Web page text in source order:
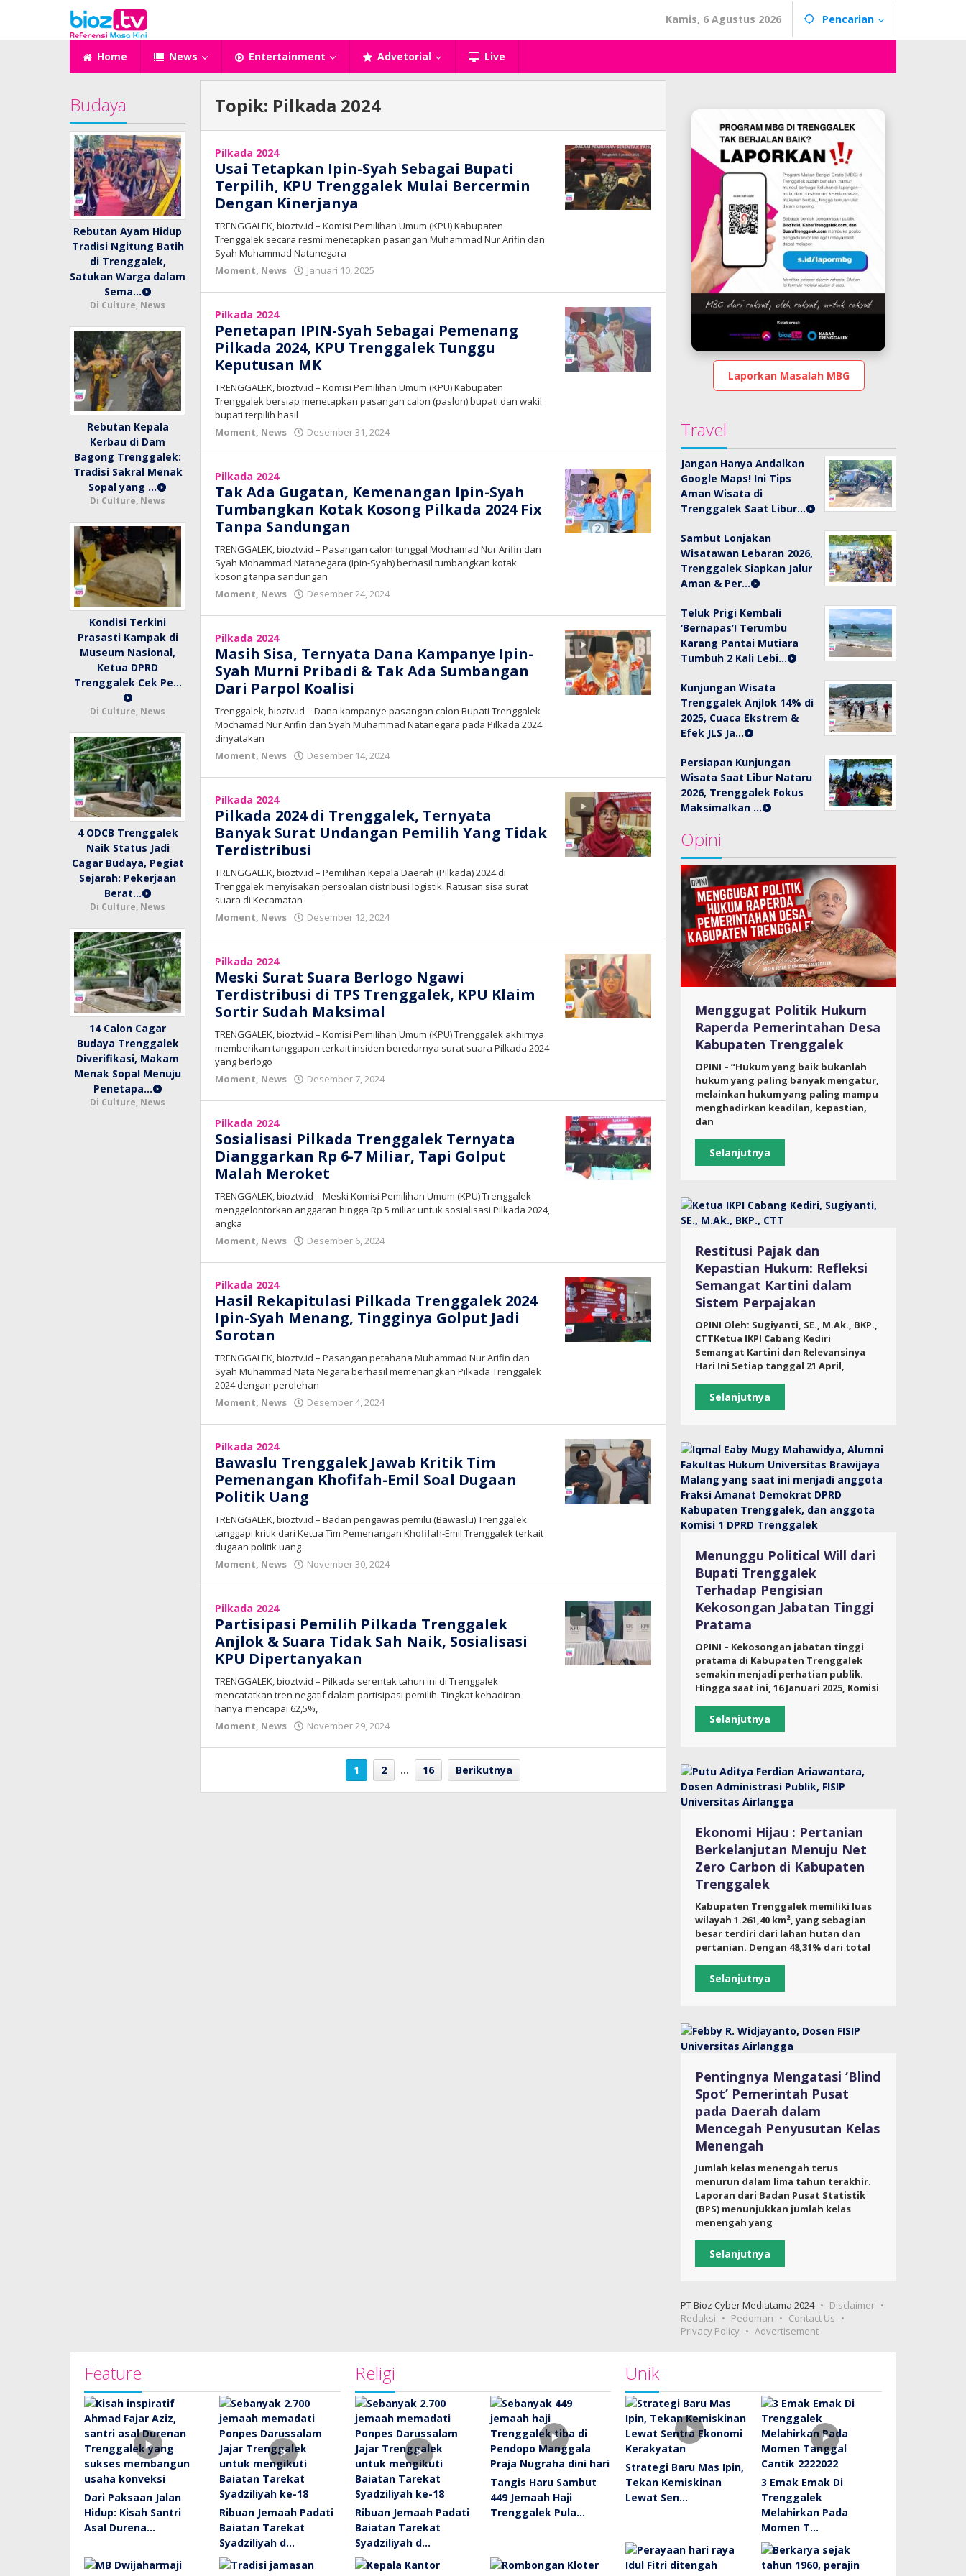
konten
Kamis, 6 Agustus 2026 Pencarian
Home News Entertainment Advetorial Live
Budaya
Rebutan Ayam Hidup
Tradisi Ngitung Batih
di Trenggalek,
Satukan Warga dalam
Sema…
Di Culture, News
Rebutan Kepala
Kerbau di Dam
Bagong Trenggalek:
Tradisi Sakral Menak
Sopal yang …
Di Culture, News
Kondisi Terkini
Prasasti Kampak di
Museum Nasional,
Ketua DPRD
Trenggalek Cek Pe…
Di Culture, News
4 ODCB Trenggalek
Naik Status Jadi
Cagar Budaya, Pegiat
Sejarah: Pekerjaan
Berat…
Di Culture, News
14 Calon Cagar
Budaya Trenggalek
Diverifikasi, Makam
Menak Sopal Menuju
Penetapa…
Di Culture, News
Topik: Pilkada 2024
Pilkada 2024
Usai Tetapkan Ipin-Syah Sebagai Bupati
Terpilih, KPU Trenggalek Mulai Bercermin
Dengan Kinerjanya
TRENGGALEK, bioztv.id – Komisi Pemilihan Umum (KPU) Kabupaten
Trenggalek secara resmi menetapkan pasangan Muhammad Nur Arifin dan
Syah Muhammad Natanegara
Moment, News Januari 10, 2025
tv
Pilkada 2024
Penetapan IPIN-Syah Sebagai Pemenang
Pilkada 2024, KPU Trenggalek Tunggu
Keputusan MK
TRENGGALEK, bioztv.id – Komisi Pemilihan Umum (KPU) Kabupaten
Trenggalek bersiap menetapkan pasangan calon (paslon) bupati dan wakil
bupati terpilih hasil
Moment, News Desember 31, 2024
tv
Pilkada 2024
Tak Ada Gugatan, Kemenangan Ipin-Syah
Tumbangkan Kotak Kosong Pilkada 2024 Fix
Tanpa Sandungan
TRENGGALEK, bioztv.id – Pasangan calon tunggal Mochamad Nur Arifin dan
Syah Mohammad Natanegara (Ipin-Syah) berhasil tumbangkan kotak
kosong tanpa sandungan
Moment, News Desember 24, 2024
tv
Pilkada 2024
Masih Sisa, Ternyata Dana Kampanye Ipin-
Syah Murni Pribadi & Tak Ada Sumbangan
Dari Parpol Koalisi
Trenggalek, bioztv.id – Dana kampanye pasangan calon Bupati Trenggalek
Mochamad Nur Arifin dan Syah Muhammad Natanegara pada Pilkada 2024
dinyatakan
Moment, News Desember 14, 2024
tv
Pilkada 2024
Pilkada 2024 di Trenggalek, Ternyata
Banyak Surat Undangan Pemilih Yang Tidak
Terdistribusi
TRENGGALEK, bioztv.id – Pemilihan Kepala Daerah (Pilkada) 2024 di
Trenggalek menyisakan persoalan distribusi logistik. Ratusan sisa surat
suara di Kecamatan
Moment, News Desember 12, 2024
tv
Pilkada 2024
Meski Surat Suara Berlogo Ngawi
Terdistribusi di TPS Trenggalek, KPU Klaim
Sortir Sudah Maksimal
TRENGGALEK, bioztv.id – Komisi Pemilihan Umum (KPU) Trenggalek akhirnya
memberikan tanggapan terkait insiden beredarnya surat suara Pilkada 2024
yang berlogo
Moment, News Desember 7, 2024
tv
Pilkada 2024
Sosialisasi Pilkada Trenggalek Ternyata
Dianggarkan Rp 6-7 Miliar, Tapi Golput
Malah Meroket
TRENGGALEK, bioztv.id – Meski Komisi Pemilihan Umum (KPU) Trenggalek
menggelontorkan anggaran hingga Rp 5 miliar untuk sosialisasi Pilkada 2024,
angka
Moment, News Desember 6, 2024
tv
Pilkada 2024
Hasil Rekapitulasi Pilkada Trenggalek 2024
Ipin-Syah Menang, Tingginya Golput Jadi
Sorotan
TRENGGALEK, bioztv.id – Pasangan petahana Muhammad Nur Arifin dan
Syah Muhammad Nata Negara berhasil memenangkan Pilkada Trenggalek
2024 dengan perolehan
Moment, News Desember 4, 2024
tv
Pilkada 2024
Bawaslu Trenggalek Jawab Kritik Tim
Pemenangan Khofifah-Emil Soal Dugaan
Politik Uang
TRENGGALEK, bioztv.id – Badan pengawas pemilu (Bawaslu) Trenggalek
tanggapi kritik dari Ketua Tim Pemenangan Khofifah-Emil Trenggalek terkait
dugaan politik uang
Moment, News November 30, 2024
tv
Pilkada 2024
Partisipasi Pemilih Pilkada Trenggalek
Anjlok & Suara Tidak Sah Naik, Sosialisasi
KPU Dipertanyakan
TRENGGALEK, bioztv.id – Pilkada serentak tahun ini di Trenggalek
mencatatkan tren negatif dalam partisipasi pemilih. Tingkat kehadiran
hanya mencapai 62,5%,
Moment, News November 29, 2024
tv
1 2 … 16 Berikutnya
Laporkan Masalah MBG
Travel
Jangan Hanya Andalkan
Google Maps! Ini Tips
Aman Wisata di
Trenggalek Saat Libur…
Sambut Lonjakan
Wisatawan Lebaran 2026,
Trenggalek Siapkan Jalur
Aman & Per…
Teluk Prigi Kembali
‘Bernapas’! Terumbu
Karang Pantai Mutiara
Tumbuh 2 Kali Lebi…
Kunjungan Wisata
Trenggalek Anjlok 14% di
2025, Cuaca Ekstrem &
Efek JLS Ja…
Persiapan Kunjungan
Wisata Saat Libur Nataru
2026, Trenggalek Fokus
Maksimalkan …
Opini
Menggugat Politik Hukum
Raperda Pemerintahan Desa
Kabupaten Trenggalek
OPINI – “Hukum yang baik bukanlah
hukum yang paling banyak mengatur,
melainkan hukum yang paling mampu
menghadirkan keadilan, kepastian,
dan
Selanjutnya
Restitusi Pajak dan
Kepastian Hukum: Refleksi
Semangat Kartini dalam
Sistem Perpajakan
OPINI Oleh: Sugiyanti, SE., M.Ak., BKP.,
CTTKetua IKPI Cabang Kediri
Semangat Kartini dan Relevansinya
Hari Ini Setiap tanggal 21 April,
Selanjutnya
Menunggu Political Will dari
Bupati Trenggalek
Terhadap Pengisian
Kekosongan Jabatan Tinggi
Pratama
OPINI – Kekosongan jabatan tinggi
pratama di Kabupaten Trenggalek
semakin menjadi perhatian publik.
Hingga saat ini, 16 Januari 2025, Komisi
Selanjutnya
Ekonomi Hijau : Pertanian
Berkelanjutan Menuju Net
Zero Carbon di Kabupaten
Trenggalek
Kabupaten Trenggalek memiliki luas
wilayah 1.261,40 km², yang sebagian
besar terdiri dari lahan hutan dan
pertanian. Dengan 48,31% dari total
Selanjutnya
Pentingnya Mengatasi ‘Blind
Spot’ Pemerintah Pusat
pada Daerah dalam
Mencegah Penyusutan Kelas
Menengah
Jumlah kelas menengah terus
menurun dalam lima tahun terakhir.
Laporan dari Badan Pusat Statistik
(BPS) menunjukkan jumlah kelas
menengah yang
Selanjutnya
PT Bioz Cyber Mediatama 2024
Disclaimer
Redaksi
Pedoman
Contact Us
Privacy Policy
Advertisement
Feature
Dari Paksaan Jalan
Hidup: Kisah Santri
Asal Durena…
Ribuan Jemaah Padati
Baiatan Tarekat
Syadziliyah d…
Religi
Ribuan Jemaah Padati
Baiatan Tarekat
Syadziliyah d…
Tangis Haru Sambut
449 Jemaah Haji
Trenggalek Pula…
Unik
Strategi Baru Mas Ipin,
Tekan Kemiskinan
Lewat Sen…
3 Emak Emak Di
Trenggalek
Melahirkan Pada
Momen T…